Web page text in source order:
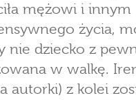
mężowi i innym
życia,
nie dziecko z
w walkę.
autorki) z kolei